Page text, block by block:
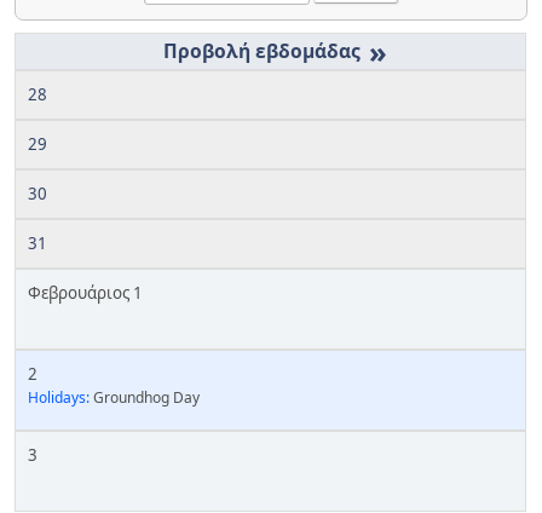
»
28
29
30
31
Φεβρουάριος 1
2
Holidays:Groundhog Day
3